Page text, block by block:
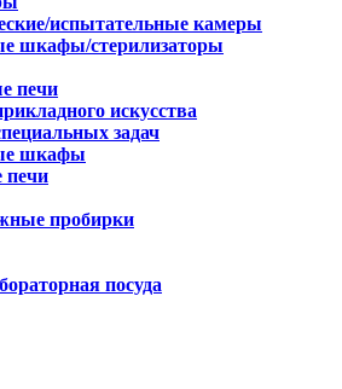
испытательные камеры
шкафы/стерилизаторы
печи
искусства
задач
шкафы
печи
пробирки
посуда